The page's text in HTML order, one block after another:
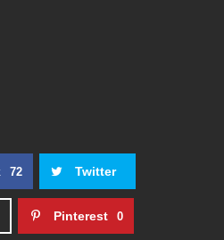
72 Twitter
Pinterest 0